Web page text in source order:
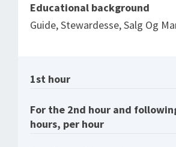
Educational background
Guide, Stewardesse, Salg Og
1st hour
For the 2nd hour and
hours, per hour